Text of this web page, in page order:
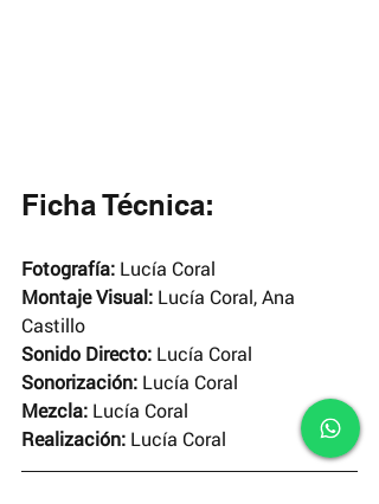
Ficha Técnica:
Fotografía: Lucía Coral
Montaje Visual: Lucía Coral, Ana
Castillo
Sonido Directo: Lucía Coral
Sonorización: Lucía Coral
Mezcla: Lucía Coral
Realización: Lucía Coral